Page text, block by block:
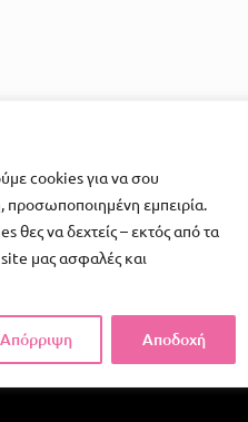
cookies για να σου
εμπειρία.
θες να δεχτείς – εκτός από τα
μας ασφαλές και
Απόρριψη Αποδοχή